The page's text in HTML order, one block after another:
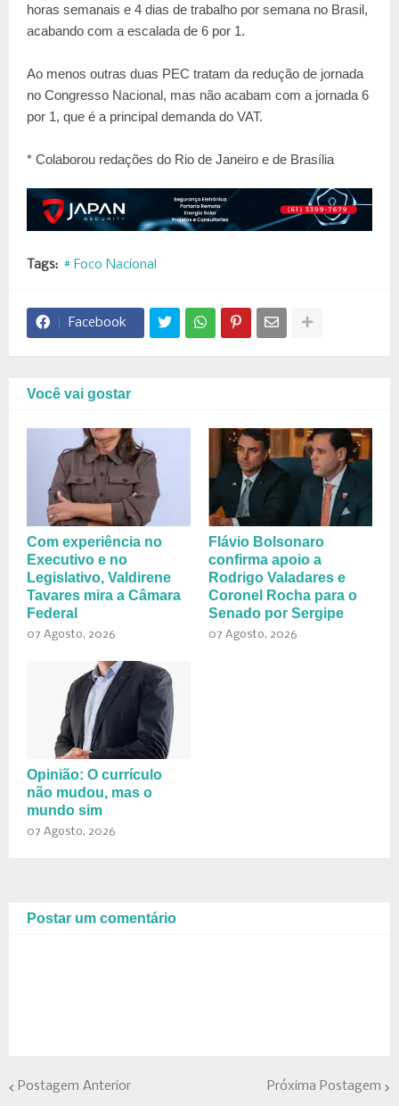
horas semanais e 4 dias de trabalho por semana no Brasil,
acabando com a escalada de 6 por 1.
Ao menos outras duas PEC tratam da redução de jornada
no Congresso Nacional, mas não acabam com a jornada 6
por 1, que é a principal demanda do VAT.
* Colaborou redações do Rio de Janeiro e de Brasília
Tags: # Foco Nacional
Facebook
Você vai gostar
Com experiência no
Executivo e no
Legislativo, Valdirene
Tavares mira a Câmara
Federal
07 Agosto, 2026
Flávio Bolsonaro
confirma apoio a
Rodrigo Valadares e
Coronel Rocha para o
Senado por Sergipe
07 Agosto, 2026
Opinião: O currículo
não mudou, mas o
mundo sim
07 Agosto, 2026
Postar um comentário
Postagem Anterior Próxima Postagem